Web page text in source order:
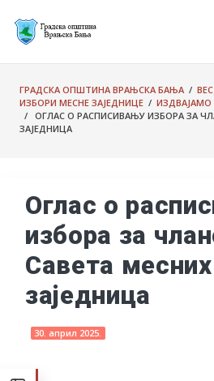
ГРАДСКА ОПШТИНА ВРАЊСКА БАЊА /
ИЗБОРИ МЕСНЕ ЗАЈЕДНИЦЕ / ИЗДВАЈАМО
/ ОГЛАС О РАСПИСИВАЊУ ИЗБОРА ЗА
ЗАЈЕДНИЦА
Оглас о
избора за
Савета месних
заједница
30. април 2025.